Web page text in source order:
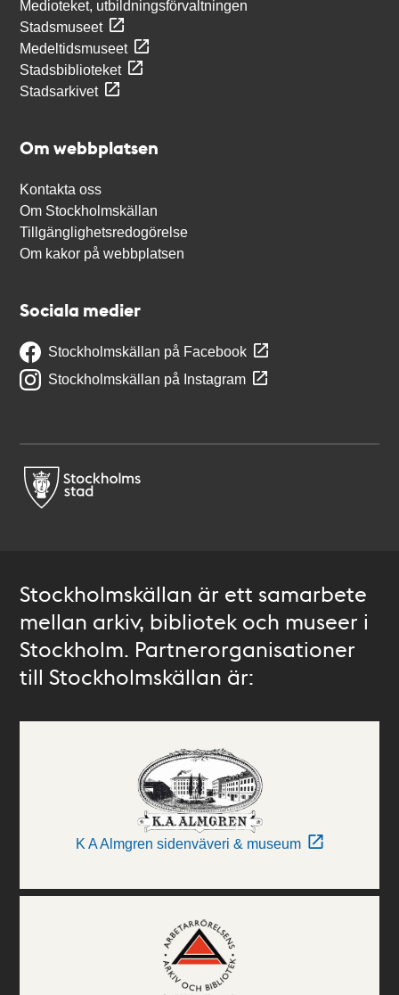
Medioteket, utbildningsförvaltningen
Stadsmuseet
Medeltidsmuseet
Stadsbiblioteket
Stadsarkivet
Om webbplatsen
Kontakta oss
Om Stockholmskällan
Tillgänglighetsredogörelse
Om kakor på webbplatsen
Sociala medier
Stockholmskällan på Facebook
Stockholmskällan på Instagram
Stockholmskällan är ett samarbete
mellan arkiv, bibliotek och museer i
Stockholm. Partnerorganisationer
till Stockholmskällan är:
K A Almgren sidenväveri & museum